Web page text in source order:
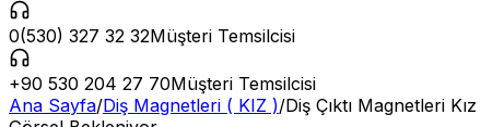
0(530) 327 32 32Müşteri Temsilcisi
+90 530 204 27 70Müşteri Temsilcisi
Ana Sayfa/Diş Magnetleri ( KIZ )/Diş Çıktı Magnetleri